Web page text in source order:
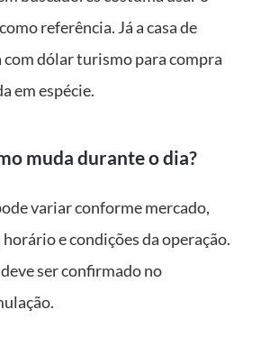
referência. Já a casa de
dólar turismo para compra
em espécie.
muda durante o dia?
variar conforme mercado,
e condições da operação.
ser confirmado no